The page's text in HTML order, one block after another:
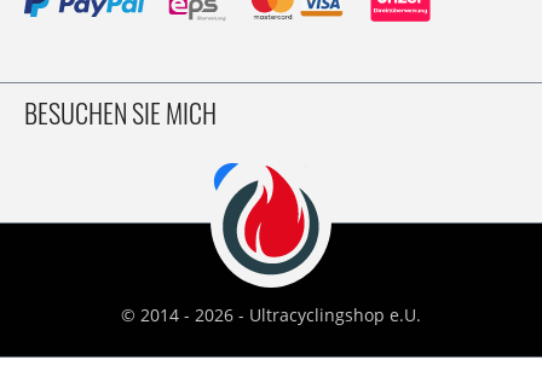
BESUCHEN SIE MICH
© 2014 - 2026 - Ultracyclingshop e.U.